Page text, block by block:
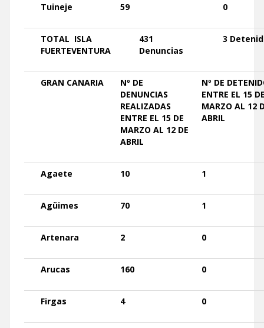
Tuineje 59 0
TOTAL ISLA
FUERTEVENTURA
431
Denuncias
3
GRAN CANARIA
Nº DE
DENUNCIAS
REALIZADAS
ENTRE EL 15 DE
MARZO AL 12 DE
ABRIL
Nº DE
ENTRE EL 15
MARZO AL 12
ABRIL
Agaete 10 1
Agüimes 70 1
Artenara 2 0
Arucas 160 0
Firgas 4 0